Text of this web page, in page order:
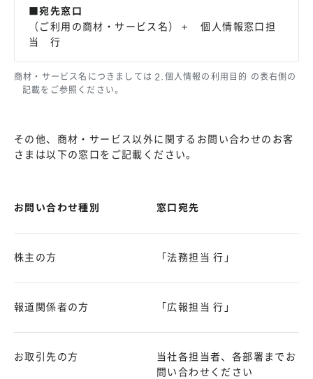
■宛先窓口
（ご利用の商材・サービス名）＋ 個人情報窓口担
当 行
商材・サービス名につきましては 2.個人情報の利用目的 の表右側の
記載をご参照ください。
その他、商材・サービス以外に関するお問い合わせのお客
さまは以下の窓口をご記載ください。
お問い合わせ種別 窓口宛先
株主の方 「法務担当 行」
報道関係者の方 「広報担当 行」
お取引先の方
当社各担当者、各部署までお
問い合わせください